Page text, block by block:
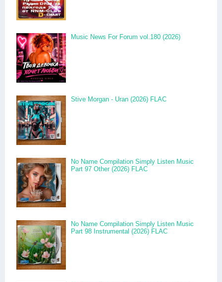
Music News For Forum vol.180 (2026)
Stive Morgan - Uran (2026) FLAC
No Name Compilation Simply Listen Music
Part 97 Other (2026) FLAC
No Name Compilation Simply Listen Music
Part 98 Instrumental (2026) FLAC